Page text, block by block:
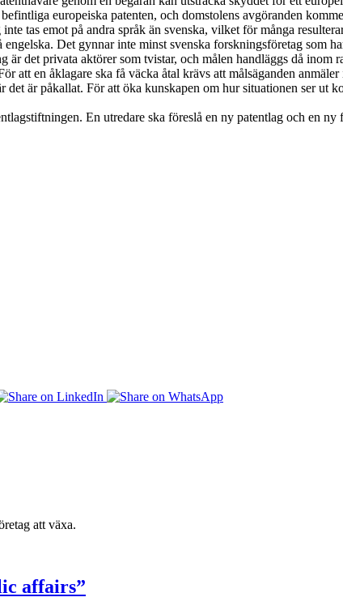
europeiska patenten, och domstolens avgöranden
tas emot på andra språk än svenska, vilket för många
Det gynnar inte minst svenska forskningsföretag som
det privata aktörer som tvistar, och målen handläggs då
att en åklagare ska få väcka åtal krävs att målsäganden
är påkallat. För att öka kunskapen om hur situationen ser ut
En utredare ska föreslå en ny patentlag och en
att växa.
affairs”